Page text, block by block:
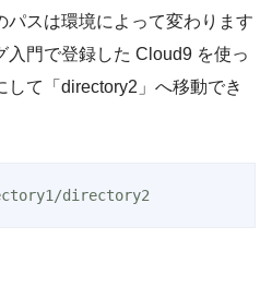
パスは環境によって変わります
入門で登録した Cloud9 を使っ
て「directory2」へ移動でき
directory2